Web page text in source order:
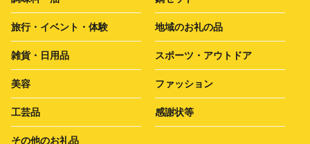
旅行・イベント・体験 地域のお礼の品
雑貨・日用品 スポーツ・アウトドア
美容 ファッション
工芸品 感謝状等
その他のお礼品